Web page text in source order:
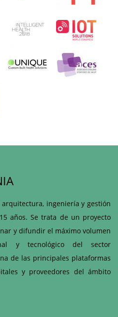
ingeniería y gestión
años. Se trata de un proyecto
y difundir el máximo volumen
y tecnológico del sector
de las principales plataformas
y proveedores del ámbito